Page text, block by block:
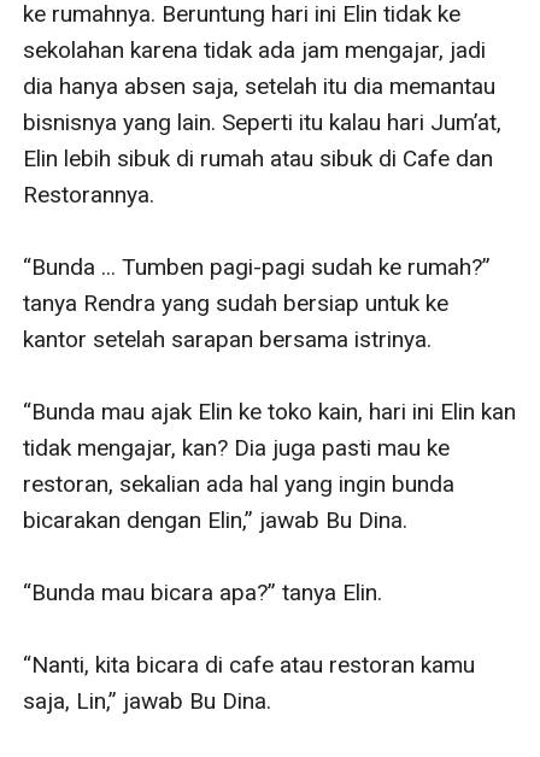
ke rumahnya. Beruntung hari ini Elin tidak ke
sekolahan karena tidak ada jam mengajar, jadi
dia hanya absen saja, setelah itu dia memantau
bisnisnya yang lain. Seperti itu kalau hari Jum’at,
Elin lebih sibuk di rumah atau sibuk di Cafe dan
Restorannya.
“Bunda ... Tumben pagi-pagi sudah ke rumah?”
tanya Rendra yang sudah bersiap untuk ke
kantor setelah sarapan bersama istrinya.
“Bunda mau ajak Elin ke toko kain, hari ini Elin kan
tidak mengajar, kan? Dia juga pasti mau ke
restoran, sekalian ada hal yang ingin bunda
bicarakan dengan Elin,” jawab Bu Dina.
“Bunda mau bicara apa?” tanya Elin.
“Nanti, kita bicara di cafe atau restoran kamu
saja, Lin,” jawab Bu Dina.